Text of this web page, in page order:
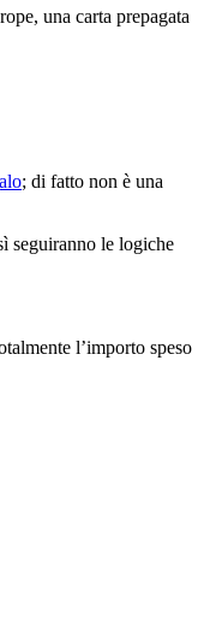
una carta prepagata
; di fatto non è una
seguiranno le logiche
l’importo speso